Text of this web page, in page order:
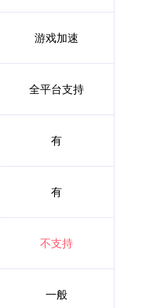
游戏加速
全平台支持
有
有
不支持
一般